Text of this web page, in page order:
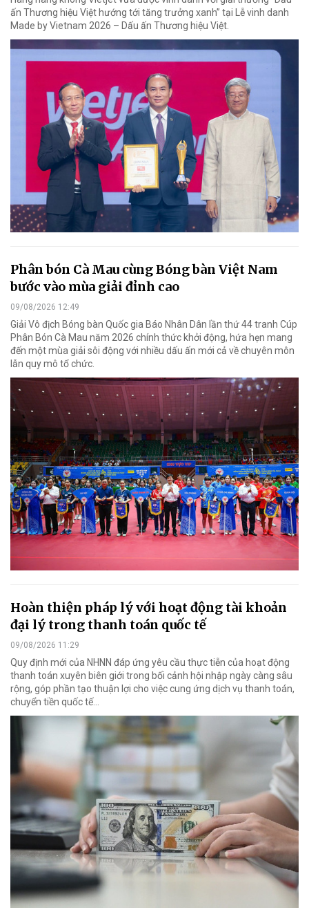
ấn Thương hiệu Việt hướng tới tăng trưởng xanh” tại Lễ vinh danh
Made by Vietnam 2026 – Dấu ấn Thương hiệu Việt.
Phân bón Cà Mau cùng Bóng bàn Việt Nam
bước vào mùa giải đỉnh cao
09/08/2026 12:49
Giải Vô địch Bóng bàn Quốc gia Báo Nhân Dân lần thứ 44 tranh Cúp
Phân Bón Cà Mau năm 2026 chính thức khởi động, hứa hẹn mang
đến một mùa giải sôi động với nhiều dấu ấn mới cả về chuyên môn
lẫn quy mô tổ chức.
Hoàn thiện pháp lý với hoạt động tài khoản
đại lý trong thanh toán quốc tế
09/08/2026 11:29
Quy định mới của NHNN đáp ứng yêu cầu thực tiễn của hoạt động
thanh toán xuyên biên giới trong bối cảnh hội nhập ngày càng sâu
rộng, góp phần tạo thuận lợi cho việc cung ứng dịch vụ thanh toán,
chuyển tiền quốc tế...